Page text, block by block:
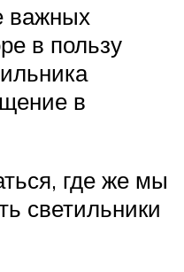
важных
в пользу
в
где же мы
светильники